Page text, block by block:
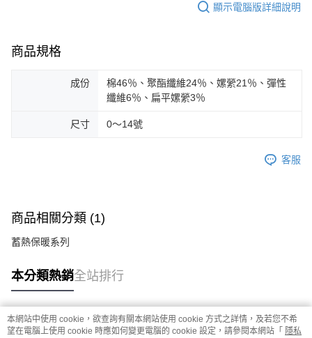
顯示電腦版詳細說明
商品規格
成份
棉46％、聚酯纖維24％、嫘縈21％、彈性
纖維6％、扁平嫘縈3％
尺寸 0～14號
客服
商品相關分類 (1)
蓄熱保暖系列
本分類熱銷全站排行
熱門標籤
本網站中使用 cookie，欲查詢有關本網站使用 cookie 方式之詳情，及若您不希
望在電腦上使用 cookie 時應如何變更電腦的 cookie 設定，請參閱本網站「 隱私